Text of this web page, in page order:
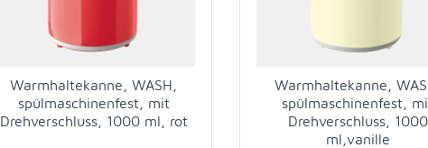
Warmhaltekanne, WASH,
spülmaschinenfest, mit
Drehverschluss, 1000 ml, rot
Warmhaltekanne,
spülmaschinenfest,
Drehverschluss, 1000
ml,vanille